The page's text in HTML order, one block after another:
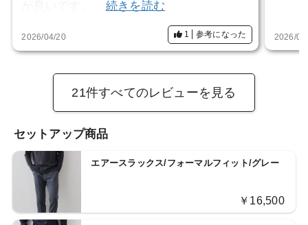
欲を言えば、ジャージ生地なので仕方がな
いが襟の折り目がもう少しきっちりしてい
内ポケット(一応小さいのがありますが)が
あると使い勝手が良いと思います。
続きを読む
2026/04/20 1 参考になった 2026/
21件すべてのレビューを見る
セットアップ商品
エアースラックス/フォーマルフィット/グレー
￥16,500